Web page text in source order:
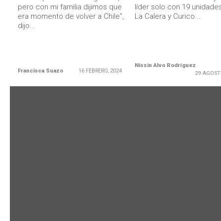
pero con mi familia dijimos que
era momento de volver a Chile”,
dijo...
Francisca Suazo 16 FEBRERO, 2024
líder solo con 19
La Calera y Curico...
Nissin Alvo Rodríguez
29